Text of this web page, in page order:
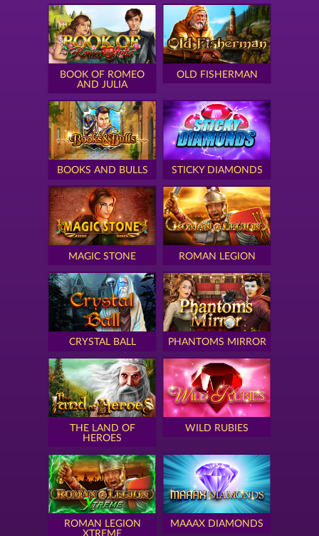
BOOK OF ROMEO
AND JULIA
OLD FISHERMAN
BOOKS AND BULLS STICKY DIAMONDS
MAGIC STONE ROMAN LEGION
CRYSTAL BALL PHANTOMS MIRROR
THE LAND OF
HEROES
WILD RUBIES
ROMAN LEGION
XTREME
MAAAX DIAMONDS